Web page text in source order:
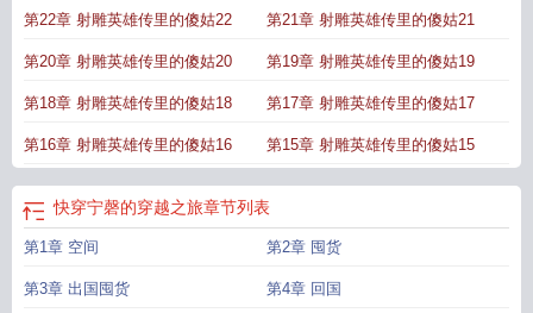
终人散结局曲中的穿越之旅3q中文免费观看曲中的穿越之旅是什么
第22章 射雕英雄传里的傻姑22 第21章 射雕英雄传里的傻姑21
第20章 射雕英雄传里的傻姑20 第19章 射雕英雄传里的傻姑19
第18章 射雕英雄传里的傻姑18 第17章 射雕英雄传里的傻姑17
第16章 射雕英雄传里的傻姑16 第15章 射雕英雄传里的傻姑15
快穿宁磬的穿越之旅章节列表
第1章 空间 第2章 囤货
第3章 出国囤货 第4章 回国